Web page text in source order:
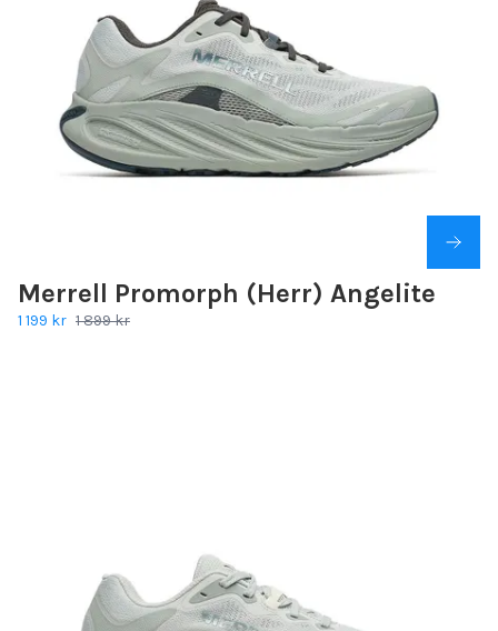
Merrell Promorph (Herr) Angelite
1 199 kr 1 899 kr